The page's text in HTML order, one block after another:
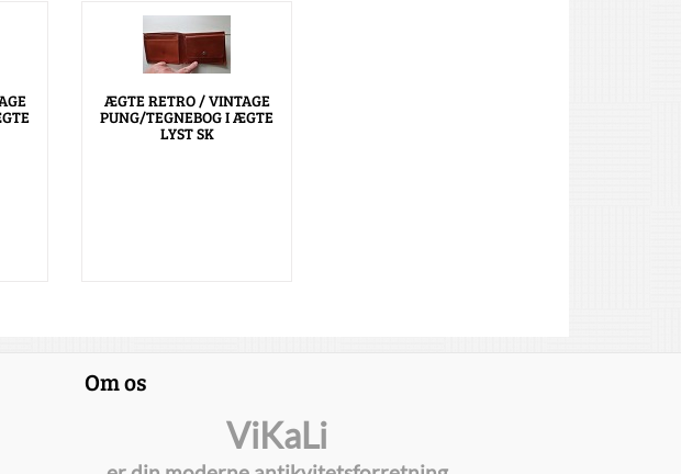
ÆGTE RETRO / VINTAGE
PUNG/TEGNEBOG I ÆGTE
LYST SK
Om os
ViKaLi